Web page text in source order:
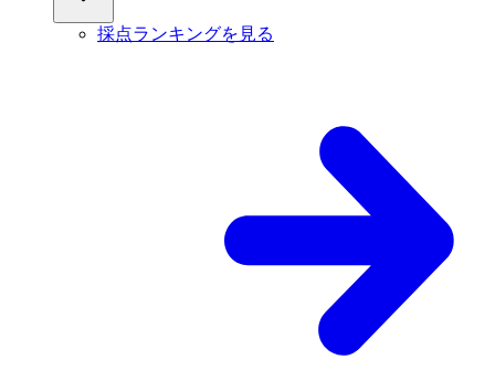
採点ランキングを見る